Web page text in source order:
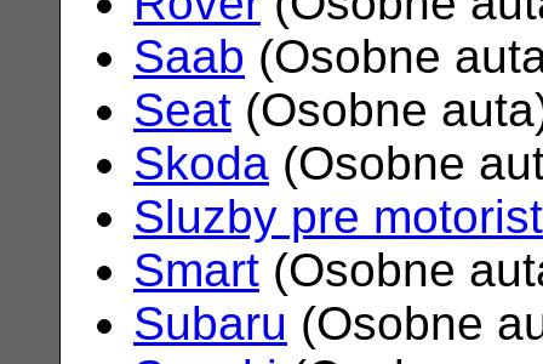
Saab (Osobne
Seat (Osobne
Skoda (Osobne
Sluzby pre
Smart (Osobne
Subaru (Osobne